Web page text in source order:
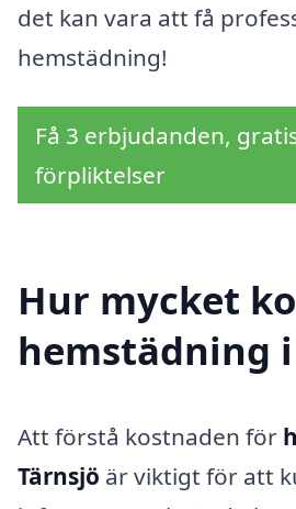
det kan vara att få
hemstädning!
Få 3 erbjudanden,
förpliktelser
Hur mycket
hemstädning i
Att förstå kostnaden för
Tärnsjö är viktigt för att